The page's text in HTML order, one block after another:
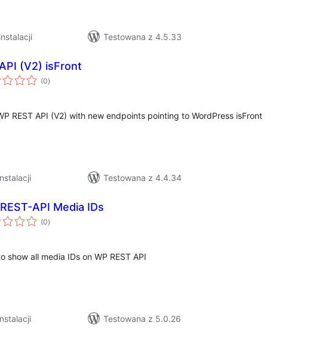
Testowana z 4.5.33
(V2) isFront
(0wszystkich
ocen
)
REST API (V2) with new endpoints pointing to WordPress isFront
Testowana z 4.4.34
API Media IDs
(0wszystkich
ocen
)
show all media IDs on WP REST API
Testowana z 5.0.26